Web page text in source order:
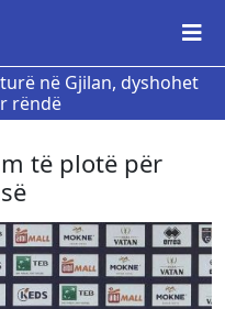
në Gjilan, dyshohet
rëndë
të plotë për